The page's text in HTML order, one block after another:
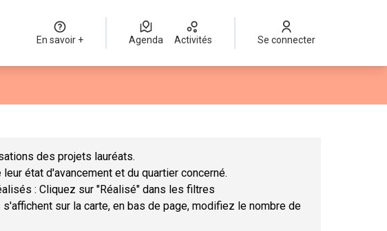
En savoir + Agenda Activités Se connecter
des projets lauréats.
état d'avancement et du quartier concerné.
: Cliquez sur "Réalisé" dans les filtres
sur la carte, en bas de page, modifiez le nombre de